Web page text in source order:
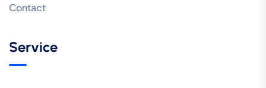
Contact
Service